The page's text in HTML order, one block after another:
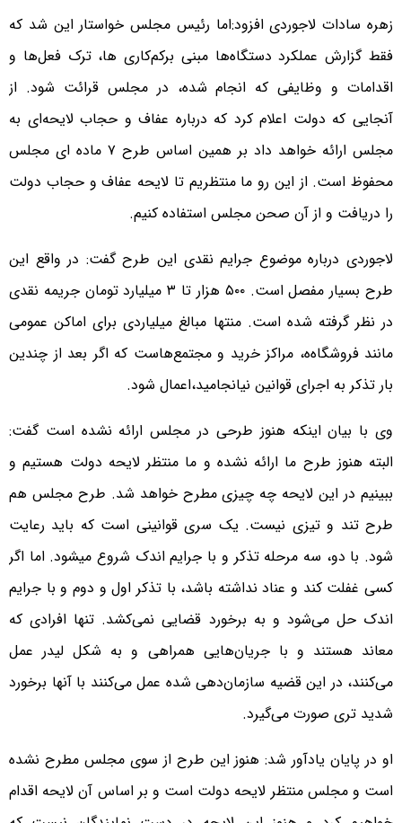
زهره سادات لاجوردی افزود:‌اما رئیس مجلس خواستار این شد که
فقط گزارش عملکرد دستگاه‌ها مبنی برکم‌کاری ها، ترک فعل‌ها و
اقدامات و وظایفی که انجام شده،‌ در مجلس قرائت شود. از
آنجایی که دولت اعلام کرد که درباره عفاف و حجاب لایحه‌ای به
مجلس ارائه خواهد داد بر همین اساس طرح ۷ ماده ای مجلس
محفوظ است. از این رو ما منتظریم تا لایحه عفاف و حجاب دولت
را دریافت و از آن صحن مجلس استفاده کنیم.
لاجوردی درباره موضوع جرایم نقدی این طرح گفت: در واقع این
طرح بسیار مفصل است. ۵۰۰ هزار تا ۳ میلیارد تومان جریمه نقدی
در نظر گرفته شده است. منتها مبالغ میلیاردی برای اماکن عمومی
مانند فروشگاه‌ه، مراکز خرید و مجتمع‌هاست که اگر بعد از چندین
بار تذکر به اجرای قوانین نیانجامید،اعمال شود.
وی با بیان اینکه هنوز طرحی در مجلس ارائه نشده است گفت:‌
البته هنوز طرح ما ارائه نشده و ما منتظر لایحه دولت هستیم و
ببینیم در این لایحه چه چیزی مطرح خواهد شد. طرح مجلس هم
طرح تند و تیزی نیست. یک سری قوانینی است که باید رعایت
شود. با دو، سه مرحله تذکر و با جرایم اندک شروع می‎شود. اما اگر
کسی غفلت کند و عناد نداشته باشد، با تذکر اول و دوم و با جرایم
اندک حل می‌شود و به برخورد قضایی نمی‌کشد. تنها افرادی که
معاند هستند و با جریان‌هایی همراهی و به شکل لیدر عمل
می‌کنند، در این قضیه سازمان‌دهی شده عمل می‌کنند با آنها برخورد
شدید تری صورت می‌گیرد.
او در پایان یادآور شد:‌ هنوز این طرح از سوی مجلس مطرح نشده
است و مجلس منتظر لایحه دولت است و بر اساس آن لایحه اقدام